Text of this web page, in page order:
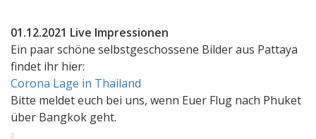
01.12.2021 Live Impressionen
Ein paar schöne selbstgeschossene Bilder aus Pattaya
findet ihr hier:
Corona Lage in Thailand
Bitte meldet euch bei uns, wenn Euer Flug nach Phuket
über Bangkok geht.